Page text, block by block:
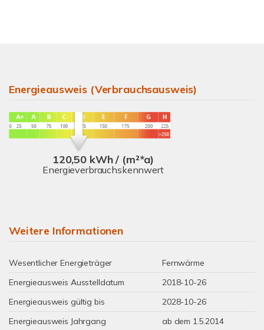
Energieausweis (Verbrauchsausweis)
120,50 kWh / (m²*a)
Energieverbrauchskennwert
Weitere Informationen
Wesentlicher Energieträger
Fernwärme
Energieausweis Ausstelldatum
2018-10-26
Energieausweis gültig bis
2028-10-26
Energieausweis Jahrgang
ab dem 1.5.2014